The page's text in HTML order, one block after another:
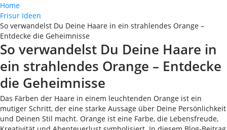
Home
Frisur Ideen
So verwandelst Du Deine Haare in ein strahlendes Orange –
Entdecke die Geheimnisse
So verwandelst Du Deine Haare in
ein strahlendes Orange – Entdecke
die Geheimnisse
Das Färben der Haare in einem leuchtenden Orange ist ein
mutiger Schritt, der eine starke Aussage über Deine Persönlichkeit
und Deinen Stil macht. Orange ist eine Farbe, die Lebensfreude,